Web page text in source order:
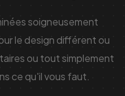
soigneusement
le design différent ou
ou tout simplement
ce qu'il vous faut.